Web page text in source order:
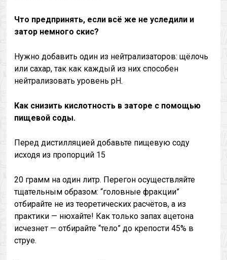
Что предпринять, если всё же не уследили и
затор немного скис?
Нужно добавить один из нейтрализаторов: щёлочь
или сахар, так как каждый из них способен
нейтрализовать уровень pH.
Как снизить кислотность в заторе с помощью
пищевой соды.
Перед дистилляцией добавьте пищевую соду
исходя из пропорций 15
20 грамм на один литр. Перегон осуществляйте
тщательным образом: “головные фракции”
отбирайте не из теоретических расчётов, а из
практики — нюхайте! Как только запах ацетона
исчезнет — отбирайте “тело” до крепости 45% в
струе.